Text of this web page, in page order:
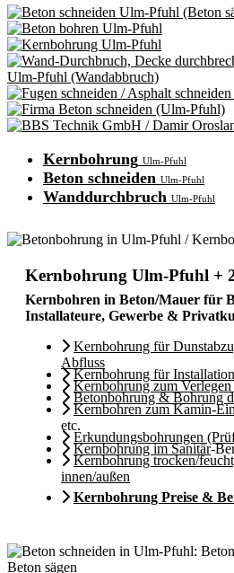
Kernbohrung Ulm-Pfuhl
Beton schneiden Ulm-Pfuhl
Wanddurchbruch Ulm-Pfuhl
Kernbohrung Ulm-Pfuhl +
Kernbohren in Beton/Mauer für
Installateure, Gewerbe &
Kernbohrung für
Abfluss
Kernbohrung für
Kernbohrung zum
Betonbohrung & Bohrung
Kernbohren zum Kamin-
etc.
Erkundungsbohrungen
Kernbohrung im Sanitär-
Kernbohrung trocken/
innen/außen
Kernbohrung Preise &